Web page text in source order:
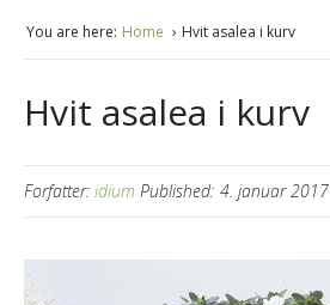
You are here: Home Hvit asalea i kurv
Hvit asalea i kurv
Forfatter: idium Published: 4. januar 2017